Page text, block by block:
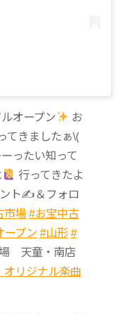
オープン
お
てきましたぁ\(
ったい知って
行ってきたよ
ント✍ ＆フォロ
市場 #お宝中古
ープン #山形 #
天童・南店
リジナル楽曲